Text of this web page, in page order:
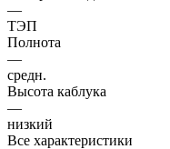
—
ТЭП
Полнота
—
средн.
Высота каблука
—
низкий
Все характеристики